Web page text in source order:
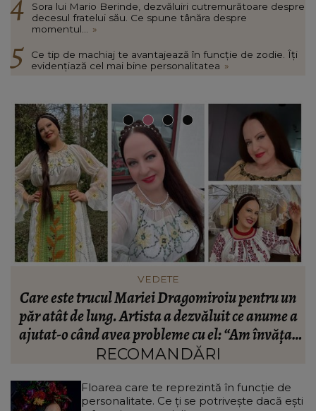
Sora lui Mario Berinde, dezvăluiri cutremurătoare despre
decesul fratelui său. Ce spune tânăra despre
momentul... »
Ce tip de machiaj te avantajează în funcție de zodie. Îți
evidențiază cel mai bine personalitatea »
FASHION
Ce să porți în Italia în vara 2026. Cum să te
îmbraci în funcție de orașul pe care îl vizitezi
RECOMANDĂRI
Floarea care te reprezintă în funcție de
personalitate. Ce ți se potrivește dacă ești